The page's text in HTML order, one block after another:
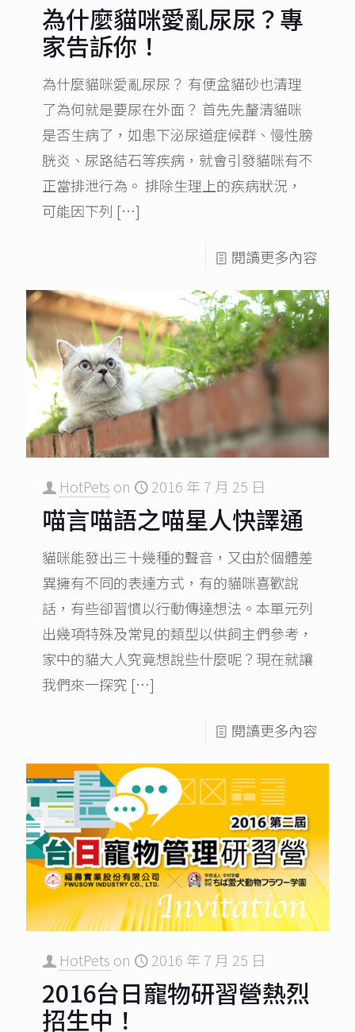
為什麼貓咪愛亂尿尿？專
家告訴你！
為什麼貓咪愛亂尿尿？ 有便盆貓砂也清理
了為何就是要尿在外面？ 首先先釐清貓咪
是否生病了，如患下泌尿道症候群、慢性膀
胱炎、尿路結石等疾病，就會引發貓咪有不
正當排泄行為。 排除生理上的疾病狀況，
可能因下列 […]
閱讀更多內容
HotPets on 2016 年 7 月 25 日
喵言喵語之喵星人快譯通
貓咪能發出三十幾種的聲音，又由於個體差
異擁有不同的表達方式，有的貓咪喜歡說
話，有些卻習慣以行動傳達想法。本單元列
出幾項特殊及常見的類型以供飼主們參考，
家中的貓大人究竟想說些什麼呢？現在就讓
我們來一探究 […]
閱讀更多內容
HotPets on 2016 年 7 月 25 日
2016台日寵物研習營熱烈
招生中！